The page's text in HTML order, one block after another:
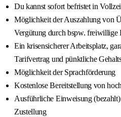
Du kannst sofort befristet in
Möglichkeit der Auszahlung von
Vergütung durch bspw. freiwillige
Ein krisensicherer Arbeitsplatz,
Tarifvertrag und pünktliche
Möglichkeit der Sprachförderung
Kostenlose Bereitstellung von
Ausführliche Einweisung
Zustellung